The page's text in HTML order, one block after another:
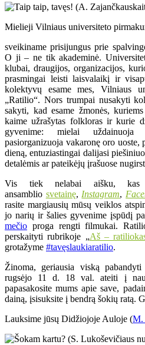
Mielieji Vilniaus universiteto
sveikiname prisijungus prie
O ji – ne tik akademinė.
klubai, draugijos, organizacijos,
prasmingai leisti laisvalaikį ir
kolektyvų esame mes, Vilniaus
„Ratilio“. Nors trumpai nusakyti
sakyti, kad esame žmonės,
kaime užrašytas folkloras ir kurie
gyvenime: mielai uždainuoja
pasiorganizuoja vakaronę oro uoste,
dieną, entuziastingai dalijasi
detalėmis ar pateikėjų įrašuose
Vis tiek nelabai aišku, kas
ansamblio svetainę, Instagram,
rasite margiausių mūsų veiklos
jo narių ir šalies gyvenime įspūdį
mečio proga rengti filmukai.
perskaityti rubrikoje „Aš –
grotažyme #tavęslaukiaratilio.
Žinoma, geriausia viską
rugsėjo 11 d. 18 val. ateiti į
papasakosite mums apie save,
dainą, įsisuksite į bendrą šokių ratą.
Lauksime jūsų Didžiojoje Auloje (M.